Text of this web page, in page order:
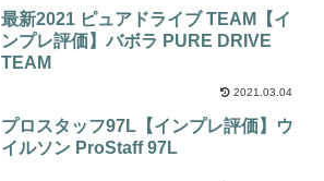
最新2021 ピュアドライブ TEAM【イ
ンプレ評価】バボラ PURE DRIVE
TEAM
2021.03.04
プロスタッフ97L【インプレ評価】ウ
イルソン ProStaff 97L